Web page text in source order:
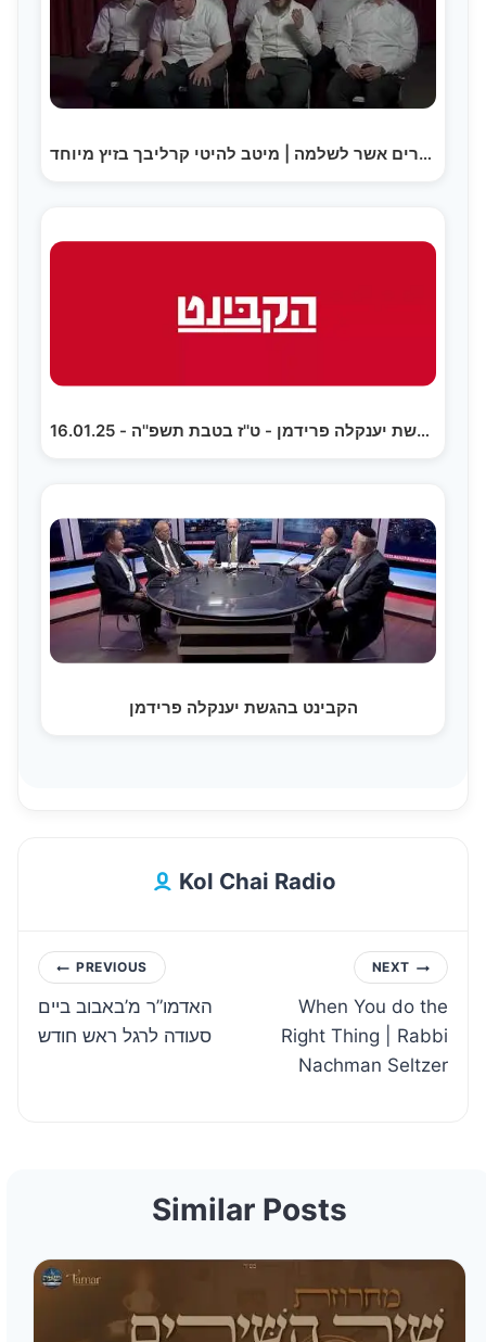
שיר השירים אשר לשלמה | מיטב להיטי קרליבך בזיץ מיוחד…
הקבינט בהגשת יענקלה פרידמן - ט''ז בטבת תשפ''ה - 16.01.25
הקבינט בהגשת יענקלה פרידמן
Kol Chai Radio
Post
navigation
PREVIOUS
האדמו”ר מ’באבוב ביים
סעודה לרגל ראש חודש
NEXT
When You do the
Right Thing | Rabbi
Nachman Seltzer
Similar Posts